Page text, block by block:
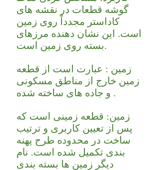
گوشه قطعات در نقشه های
کاداستر مجدداً روی زمین
است. این نشان دهنده مرزهای
بسته روی زمین است.
زمین : عبارت است از قطعه
زمین خارج از مناطق مسکونی
و جاده های ساخته شده .
زمین: قطعه زمینی است که
پس از تعیین کاربری و ترتیب
ساخت در محدوده طرح پهنه
بندی تکمیل شده است. نام
دیگر زمین ها بسته بندی